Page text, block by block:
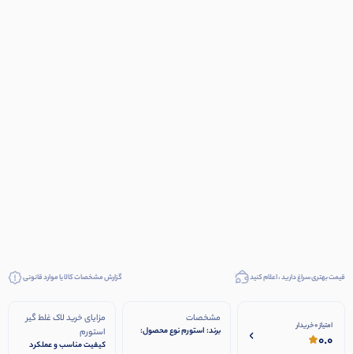
قیمت بهتری سراغ دارید ، اعلام کنید گزارش مشخصات کالا یا موارد قانونی
امتیاز 0 خریدار
0.0
مشخصات
برند: استورم نوع محصول:
مزایای خرید لاک غلط گیر
استورم
کیفیت مناسب و عملکرد